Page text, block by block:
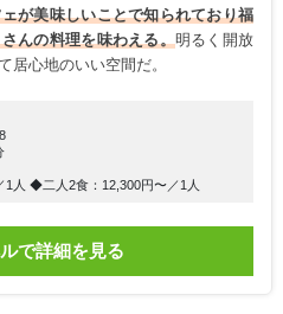
が美味しいことで知られており福
んの料理を味わえる。 明るく開放
居心地のいい空間だ。
人 ◆二人2食：12,300円〜／1人
で詳細を見る